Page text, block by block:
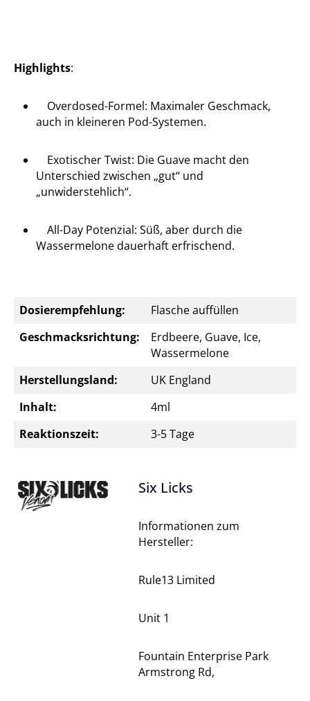
Highlights:
Overdosed-Formel: Maximaler Geschmack,
auch in kleineren Pod-Systemen.
Exotischer Twist: Die Guave macht den
Unterschied zwischen „gut“ und
„unwiderstehlich“.
All-Day Potenzial: Süß, aber durch die
Wassermelone dauerhaft erfrischend.
Dosierempfehlung:
Flasche auffüllen
Geschmacksrichtung:
Erdbeere, Guave, Ice,
Wassermelone
Herstellungsland:
UK England
Inhalt:
4ml
Reaktionszeit:
3-5 Tage
Six Licks
Informationen zum
Hersteller:
Rule13 Limited
Unit 1
Fountain Enterprise Park
Armstrong Rd,